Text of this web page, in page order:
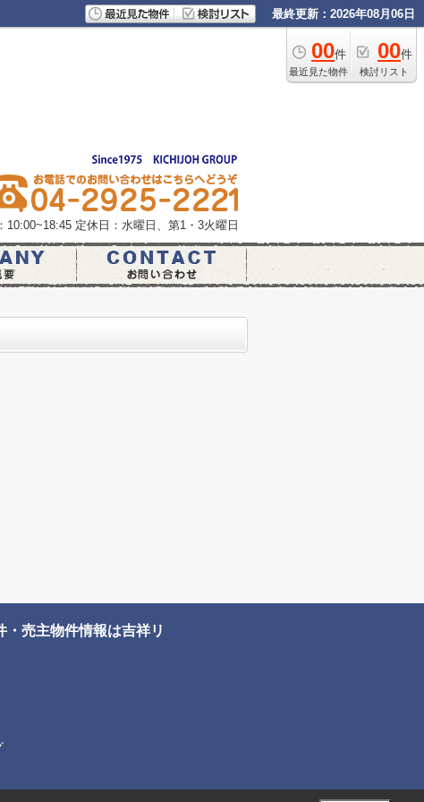
最終更新：2026年08月06日
00件
最近見た物件
00件
検討リスト
10:00~18:45 定休日：水曜日、第1・3火曜日
売主物件情報は吉祥リ